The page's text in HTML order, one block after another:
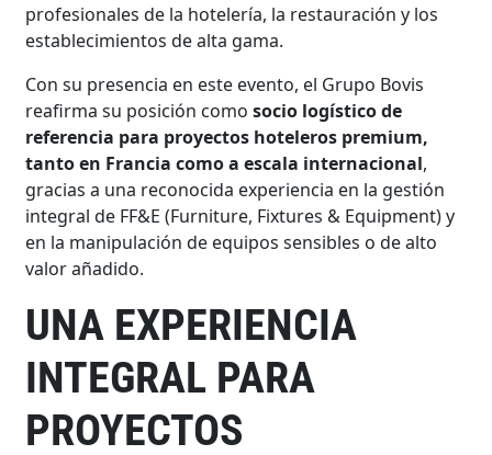
profesionales de la hotelería, la restauración y los
establecimientos de alta gama.
Con su presencia en este evento, el Grupo Bovis
reafirma su posición comosocio logístico de
referencia para proyectos hoteleros premium,
tanto en Francia como a escala internacional,
gracias a una reconocida experiencia en la gestión
integral de FF&E (Furniture, Fixtures & Equipment) y
en la manipulación de equipos sensibles o de alto
valor añadido.
UNA EXPERIENCIA
INTEGRAL PARA
PROYECTOS